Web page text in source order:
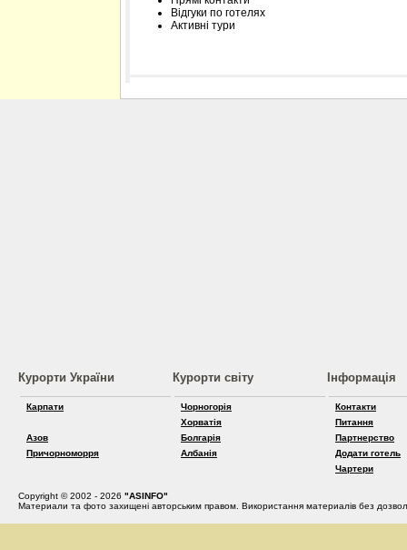
Відгуки по готелях
Активні тури
Розміщення інформації про готель на
Курорти України
Карпати
Азов
Причорноморря
Курорти світу
Чорногорія
Хорватія
Болгарія
Албанія
Інформація
Контакти
Питання
Партнерство
Додати готель
Чартери
Copyright © 2002 - 2026 "ASINFO"
Материали та фото захищені авторським правом. Використання материалів без